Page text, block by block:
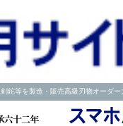
鉈等を製造・販売高級刃物オーダ